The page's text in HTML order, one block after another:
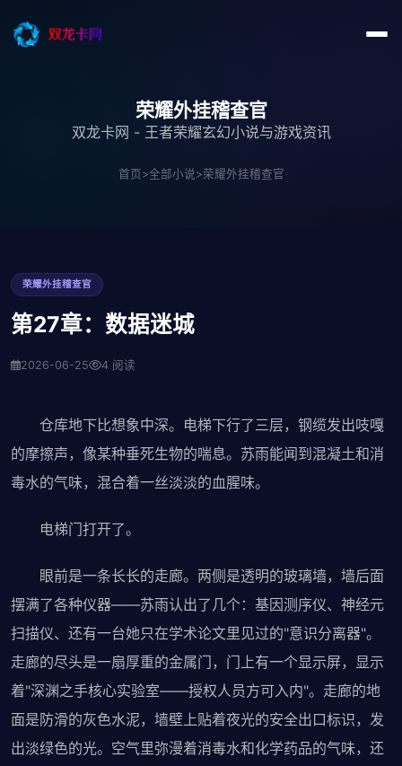
荣耀外挂稽查官
双龙卡网 - 王者荣耀玄幻小说与游戏资讯
首页>全部小说>荣耀外挂稽查官
荣耀外挂稽查官
第27章：数据迷城
2026-06-25 4 阅读
仓库地下比想象中深。电梯下行了三层，钢缆发出吱嘎
的摩擦声，像某种垂死生物的喘息。苏雨能闻到混凝土和消
毒水的气味，混合着一丝淡淡的血腥味。
电梯门打开了。
眼前是一条长长的走廊。两侧是透明的玻璃墙，墙后面
摆满了各种仪器——苏雨认出了几个：基因测序仪、神经元
扫描仪、还有一台她只在学术论文里见过的"意识分离器"。
走廊的尽头是一扇厚重的金属门，门上有一个显示屏，显示
着"深渊之手核心实验室——授权人员方可入内"。走廊的地
面是防滑的灰色水泥，墙壁上贴着夜光的安全出口标识，发
出淡绿色的光。空气里弥漫着消毒水和化学药品的气味，还